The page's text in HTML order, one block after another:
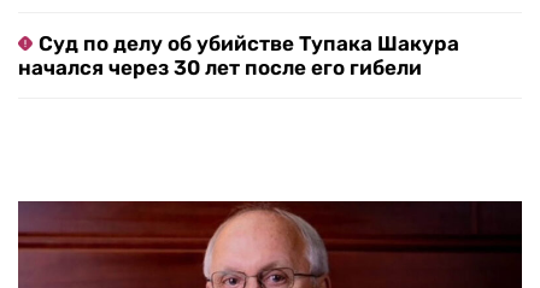
Суд по делу об убийстве Тупака Шакура
начался через 30 лет после его гибели